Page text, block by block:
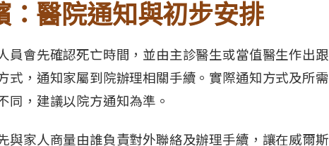
：醫院通知與初步安排
員會先確認死亡時間，並由主診醫生或當值醫生作出跟
式，通知家屬到院辦理相關手續。實際通知方式及所需
同，建議以院方通知為準。
與家人商量由誰負責對外聯絡及辦理手續，讓在威爾斯